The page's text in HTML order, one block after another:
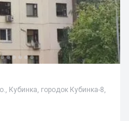
Кубинка, городок Кубинка-8,